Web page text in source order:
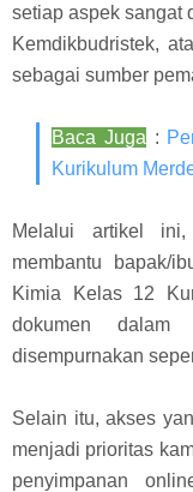
setiap aspek sangat
Kemdikbudristek,
sebagai sumber
Baca Juga :
Kurikulum
Melalui artikel ini,
membantu bapak/
Kimia Kelas 12
dokumen
disempurnakan
Selain itu, akses
menjadi prioritas
penyimpanan